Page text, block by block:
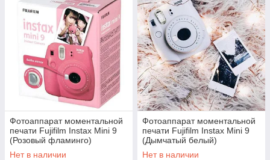
Фотоаппарат моментальной
печати Fujifilm Instax Mini 9
(Розовый фламинго)
Нет в наличии
Фотоаппарат моментальной
печати Fujifilm Instax Mini 9
(Дымчатый белый)
Нет в наличии